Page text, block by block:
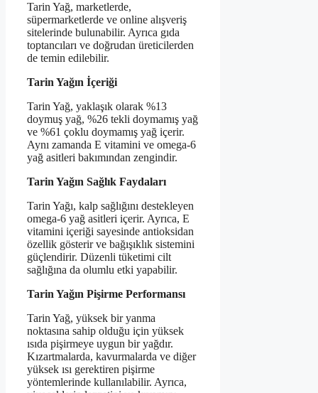
Tarin Yağ, marketlerde,
süpermarketlerde ve online alışveriş
sitelerinde bulunabilir. Ayrıca gıda
toptancıları ve doğrudan üreticilerden
de temin edilebilir.
Tarin Yağın İçeriği
Tarin Yağ, yaklaşık olarak %13
doymuş yağ, %26 tekli doymamış yağ
ve %61 çoklu doymamış yağ içerir.
Aynı zamanda E vitamini ve omega-6
yağ asitleri bakımından zengindir.
Tarin Yağın Sağlık Faydaları
Tarin Yağı, kalp sağlığını destekleyen
omega-6 yağ asitleri içerir. Ayrıca, E
vitamini içeriği sayesinde antioksidan
özellik gösterir ve bağışıklık sistemini
güçlendirir. Düzenli tüketimi cilt
sağlığına da olumlu etki yapabilir.
Tarin Yağın Pişirme Performansı
Tarin Yağ, yüksek bir yanma
noktasına sahip olduğu için yüksek
ısıda pişirmeye uygun bir yağdır.
Kızartmalarda, kavurmalarda ve diğer
yüksek ısı gerektiren pişirme
yöntemlerinde kullanılabilir. Ayrıca,